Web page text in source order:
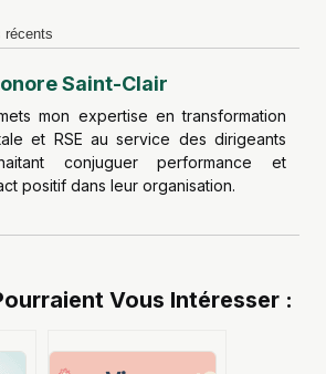
récents
Saint-Clair
mon expertise en transformation
et RSE au service des dirigeants
conjuguer performance et
positif dans leur organisation.
Vous Intéresser :